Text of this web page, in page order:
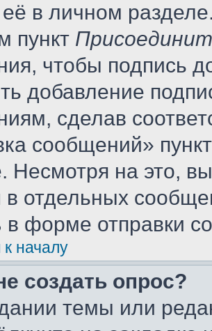
её в личном
пункт
чтобы подпись
добавление
сделав
сообщений»
Несмотря на это,
в отдельных
в форме отправки
началу
создать опрос?
темы или